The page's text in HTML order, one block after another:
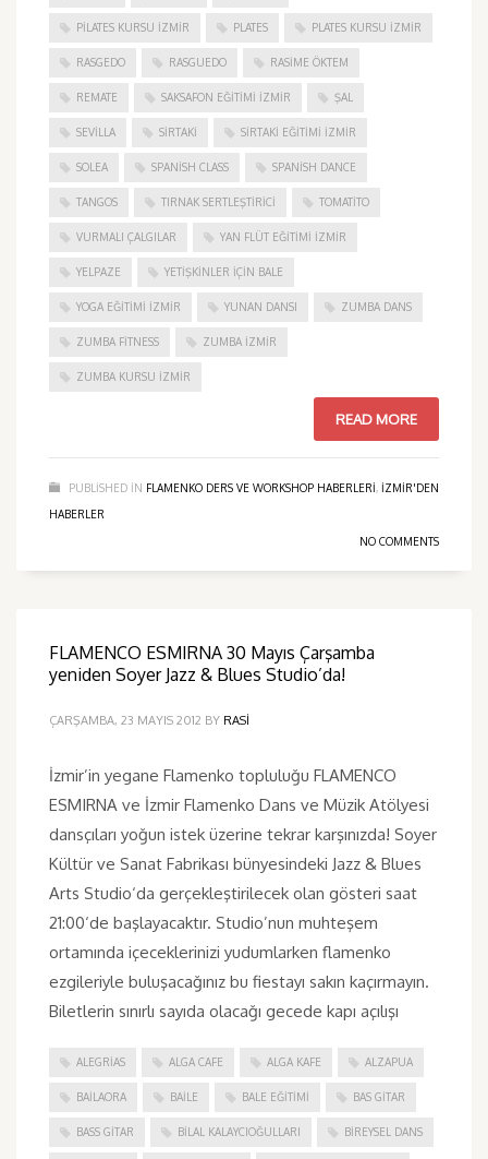
PILATES KURSU İZMIR PLATES PLATES KURSU İZMIR
RASGEDO RASGUEDO RASIME ÖKTEM
REMATE SAKSAFON EĞITIMI İZMIR ŞAL
SEVILLA SIRTAKI SIRTAKI EĞITIMI İZMIR
SOLEA SPANISH CLASS SPANISH DANCE
TANGOS TIRNAK SERTLEŞTIRICI TOMATITO
VURMALI ÇALGILAR YAN FLÜT EĞITIMI İZMIR
YELPAZE YETIŞKINLER IÇIN BALE
YOGA EĞITIMI İZMIR YUNAN DANSI ZUMBA DANS
ZUMBA FITNESS ZUMBA İZMIR
ZUMBA KURSU İZMIR
READ MORE
PUBLISHED IN FLAMENKO DERS VE WORKSHOP HABERLERI, IZMIR'DEN
HABERLER
NO COMMENTS
FLAMENCO ESMIRNA 30 Mayıs Çarşamba
yeniden Soyer Jazz & Blues Studio’da!
ÇARŞAMBA, 23 MAYIS 2012 BY RASI
İzmir’in yegane Flamenko topluluğu FLAMENCO
ESMIRNA ve İzmir Flamenko Dans ve Müzik Atölyesi
dansçıları yoğun istek üzerine tekrar karşınızda! Soyer
Kültür ve Sanat Fabrikası bünyesindeki Jazz & Blues
Arts Studio‘da gerçekleştirilecek olan gösteri saat
21:00‘de başlayacaktır. Studio’nun muhteşem
ortamında içeceklerinizi yudumlarken flamenko
ezgileriyle buluşacağınız bu fiestayı sakın kaçırmayın.
Biletlerin sınırlı sayıda olacağı gecede kapı açılışı
ALEGRIAS ALGA CAFE ALGA KAFE ALZAPUA
BAILAORA BAILE BALE EĞITIMI BAS GITAR
BASS GITAR BILAL KALAYCIOĞULLARI BIREYSEL DANS